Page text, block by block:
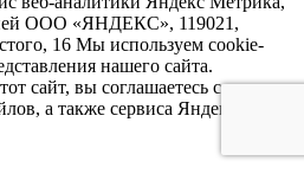
ООО «ЯНДЕКС», 119021,
16 Мы используем cookie-
нашего сайта.
сайт, вы соглашаетесь с
а также сервиса Яндекс